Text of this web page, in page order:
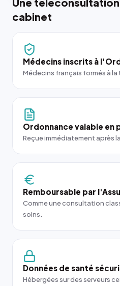
cabinet
Médecins inscrits à
Médecins français formés à
Ordonnance valable en
Reçue immédiatement après
Remboursable par
Comme une consultation
soins.
Données de santé
Hébergées sur des serveurs